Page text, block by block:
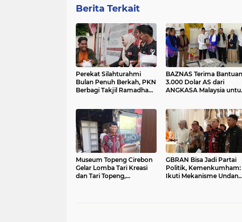
Berita Terkait
Perekat Silahturahmi
Bulan Penuh Berkah, PKN
Berbagi Takjil Ramadhan
BAZNAS Terima Bantuan
3.000 Dolar AS dari
ANGKASA Malaysia
Museum Topeng Cirebon
Gelar Lomba Tari Kreasi
dan Tari Topeng,
GBRAN Bisa Jadi Partai
Politik, Kemenkumham:
Ikuti Mekanisme